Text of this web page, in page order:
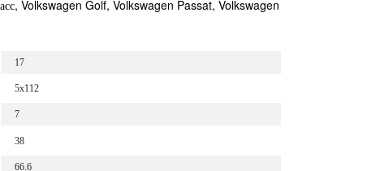
Volkswagen Golf, Volkswagen Passat, Volkswagen
17
5x112
7
38
66.6